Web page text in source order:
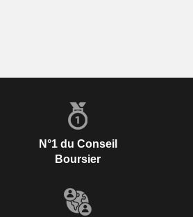
N°1 du Conseil
Boursier